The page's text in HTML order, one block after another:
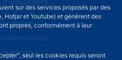
sur des services proposés par des
Hotjar et Youtube) et génèrent des
propres, conformément à leur
seul les cookies requis seront
consultatifs
contacter
presse